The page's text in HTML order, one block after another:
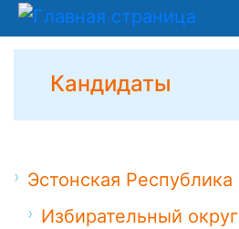
Кандидаты
Эстонская Республика
Избирательный